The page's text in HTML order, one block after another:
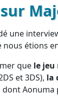
une
étions
que le jeu
et 3DS), la
dont Aonuma